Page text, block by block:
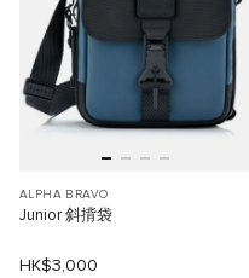
ALPHA BRAVO
Junior 斜揹袋
HK$3,000